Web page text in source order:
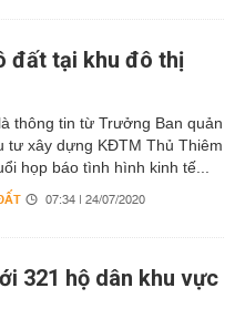
đất tại khu đô thị
thông tin từ Trưởng Ban quản
tư xây dựng KĐTM Thủ Thiêm
họp báo tình hình kinh tế...
07:34 | 24/07/2020
321 hộ dân khu vực